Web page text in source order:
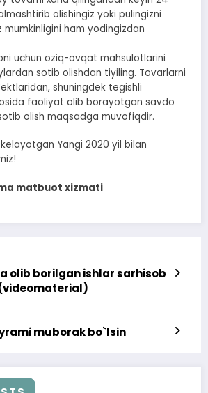
olishingiz yoki pulingizni
ham yodingizdan
uchun oziq-ovqat mahsulotlarini
sotib olishdan tiyiling. Tovarlarni
shuningdek tegishli
faoliyat olib borayotgan savdo
olish maqsadga muvofiqdir.
Yangi 2020 yil bilan
matbuot xizmati
olib borilgan ishlar sarhisob
muborak bo`lsin